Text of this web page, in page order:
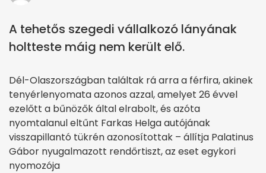
A tehetős szegedi vállalkozó lányának
holtteste máig nem került elő.
Dél-Olaszországban találtak rá arra a férfira, akinek
tenyérlenyomata azonos azzal, amelyet 26 évvel
ezelőtt a bűnözők által elrabolt, és azóta
nyomtalanul eltűnt Farkas Helga autójának
visszapillantó tükrén azonosítottak – állítja Palatinus
Gábor nyugalmazott rendőrtiszt, az eset egykori
nyomozója